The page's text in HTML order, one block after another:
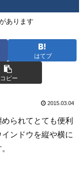
あります
はてブ
コピー
2015.03.04
られてとても便利
ンドウを縦や横に